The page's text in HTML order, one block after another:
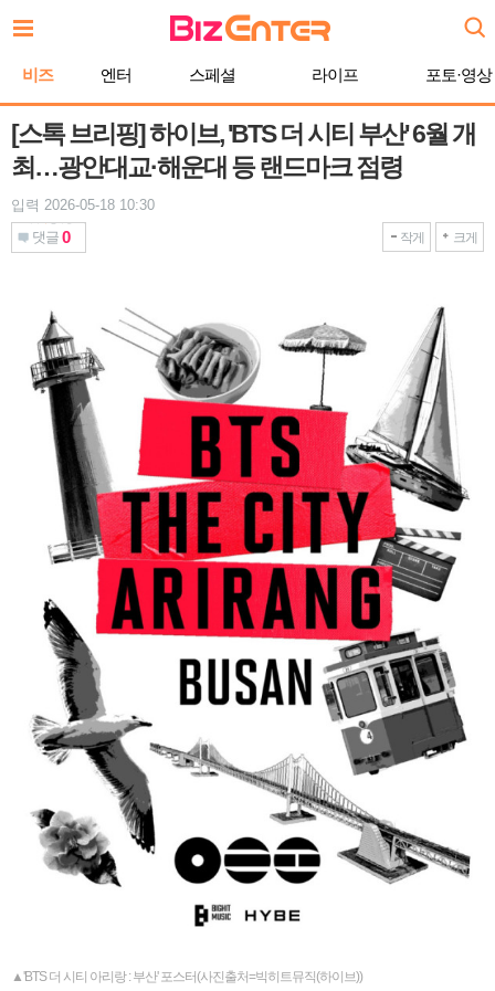
문
기
비즈 엔터 스페셜 라이프 포토·영상
[스톡 브리핑] 하이브, 'BTS 더 시티 부산' 6월 개
최…광안대교·해운대 등 랜드마크 점령
입력 2026-05-18 10:30
댓글 0 작게 크게
▲'BTS 더 시티 아리랑 : 부산' 포스터(사진출처=빅히트뮤직(하이브))